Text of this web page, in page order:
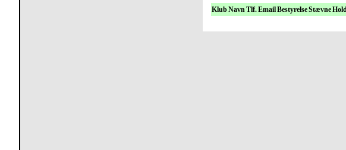
KlubNavn Tlf.EmailBestyrelseStævneHold